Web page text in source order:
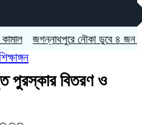
জগন্নাথপুরে নৌকা ডুবে ৪ জন
পুরস্কার বিতরণ ও